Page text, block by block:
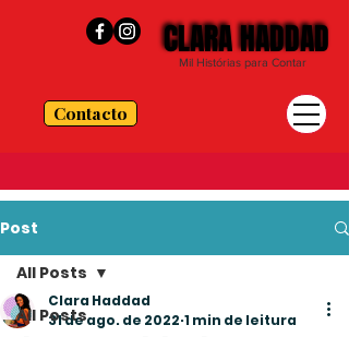
Contacto
CLARA HADDAD
CLARA HADDAD
Mil Histórias para Contar
Post
All Posts
All Posts
Clara Haddad
31 de ago. de 2022 1 min de leitura